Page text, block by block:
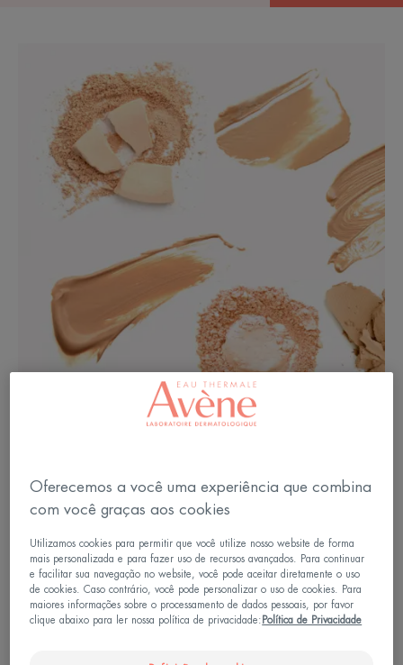
Qual textura da base
Ao escolher a sua base, você tem duas opções: a
Base Fluida Corretiva ou a Base Compacta
Cremosa.
Oferecemos a você uma experiência que combina
com você graças aos cookies
Utilizamos cookies para permitir que você utilize nosso website de forma
mais personalizada e para fazer uso de recursos avançados. Para continuar
e facilitar sua navegação no website, você pode aceitar diretamente o uso
de cookies. Caso contrário, você pode personalizar o uso de cookies. Para
maiores informações sobre o processamento de dados pessoais, por favor
clique abaixo para ler nossa política de privacidade: Política de Privacidade